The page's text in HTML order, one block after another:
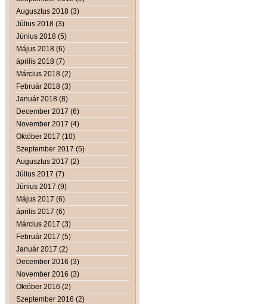
Augusztus 2018 (3)
Július 2018 (3)
Június 2018 (5)
Május 2018 (6)
április 2018 (7)
Március 2018 (2)
Február 2018 (3)
Január 2018 (8)
December 2017 (6)
November 2017 (4)
Október 2017 (10)
Szeptember 2017 (5)
Augusztus 2017 (2)
Július 2017 (7)
Június 2017 (9)
Május 2017 (6)
április 2017 (6)
Március 2017 (3)
Február 2017 (5)
Január 2017 (2)
December 2016 (3)
November 2016 (3)
Október 2016 (2)
Szeptember 2016 (2)